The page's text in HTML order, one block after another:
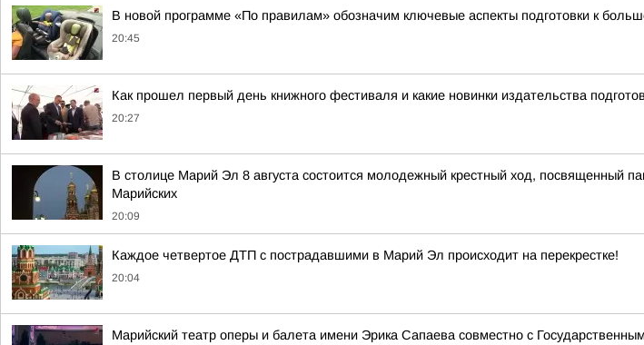
В новой программе «По правилам» обозначим ключевые аспекты подготовки к
20:45
Как прошел первый день книжного фестиваля и какие новинки издательства
20:27
В столице Марий Эл 8 августа состоится молодежный крестный ход, посвященный
Марийских
20:09
Каждое четвертое ДТП с пострадавшими в Марий Эл происходит на перекрестке!
20:04
Марийский театр оперы и балета имени Эрика Сапаева совместно с